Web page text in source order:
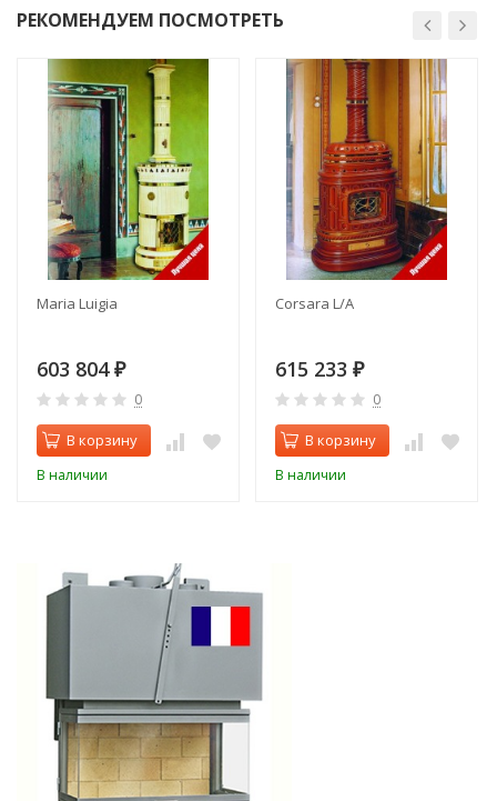
РЕКОМЕНДУЕМ ПОСМОТРЕТЬ
Maria Luigia
603 804 ₽
0
В корзину
В наличии
Corsara L/A
615 233 ₽
0
В корзину
В наличии